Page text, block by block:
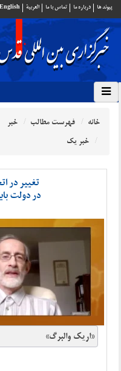
پيوند ها درباره ما تماس با ما العربية English
خانه فهرست مطالب
خبر
خبر یک
تغییر در
در دولت
«اریک والبرگ»